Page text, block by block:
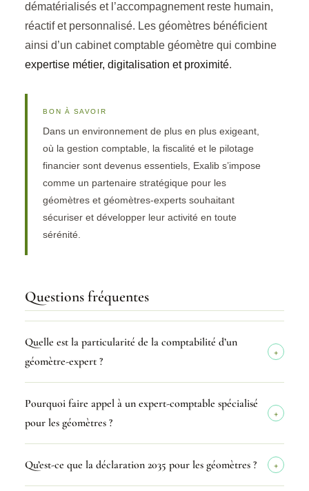
dématérialisés et l’accompagnement reste humain,
réactif et personnalisé. Les géomètres bénéficient
ainsi d’un cabinet comptable géomètre qui combine
expertise métier, digitalisation et proximité.
BON À SAVOIR
Dans un environnement de plus en plus exigeant,
où la gestion comptable, la fiscalité et le pilotage
financier sont devenus essentiels, Exalib s’impose
comme un partenaire stratégique pour les
géomètres et géomètres-experts souhaitant
sécuriser et développer leur activité en toute
sérénité.
Questions fréquentes
Quelle est la particularité de la comptabilité d’un
géomètre-expert ?
Pourquoi faire appel à un expert-comptable spécialisé
pour les géomètres ?
Qu’est-ce que la déclaration 2035 pour les géomètres ?